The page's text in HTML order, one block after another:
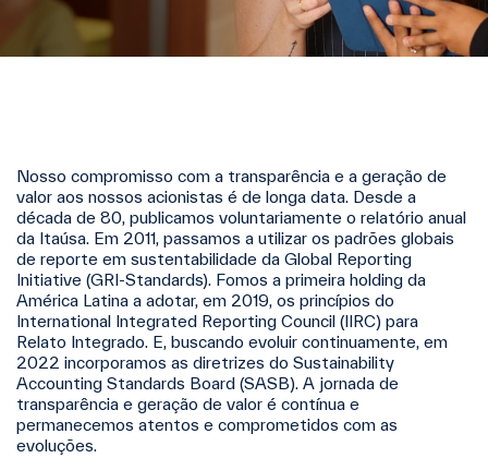
Nosso compromisso com a transparência e a geração de
valor aos nossos acionistas é de longa data. Desde a
década de 80, publicamos voluntariamente o relatório anual
da Itaúsa. Em 2011, passamos a utilizar os padrões globais
de reporte em sustentabilidade da Global Reporting
Initiative (GRI-Standards). Fomos a primeira holding da
América Latina a adotar, em 2019, os princípios do
International Integrated Reporting Council (IIRC) para
Relato Integrado. E, buscando evoluir continuamente, em
2022 incorporamos as diretrizes do Sustainability
Accounting Standards Board (SASB). A jornada de
transparência e geração de valor é contínua e
permanecemos atentos e comprometidos com as
evoluções.